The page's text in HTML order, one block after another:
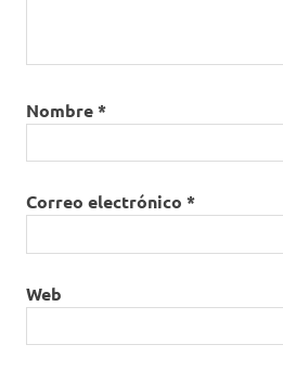
Nombre*
Correo electrónico *
Web